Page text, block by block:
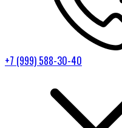
+7 (999) 588-30-40